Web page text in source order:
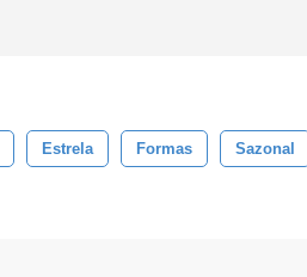
Estrela Formas Sazonal